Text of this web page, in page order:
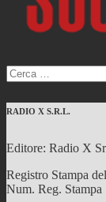
Ricerca
per:
RADIO X S.R.L.
Editore: Radio X
Registro Stampa
Num. Reg. Stampa